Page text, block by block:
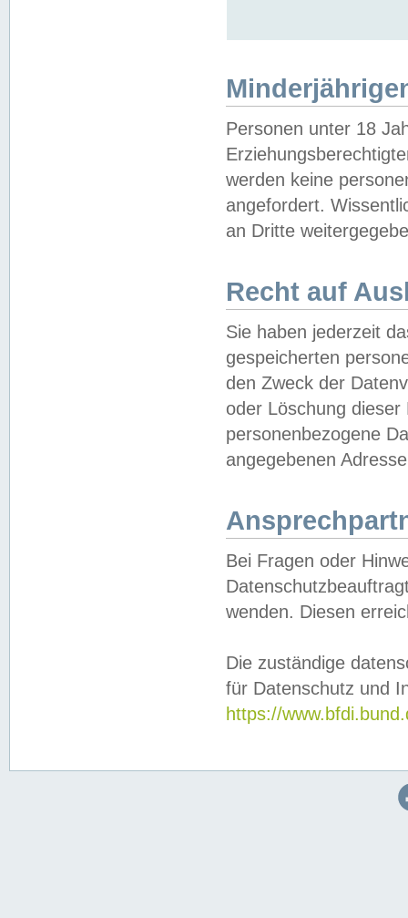
Personen unter 18
werden keine
angefordert.
an Dritte
Recht auf
Sie haben jederzeit
gespeicherten
den Zweck der
oder Löschung
personenbezogene
angegebenen
Bei Fragen oder
wenden. Diesen
Die zuständige
für Datenschutz und
https://